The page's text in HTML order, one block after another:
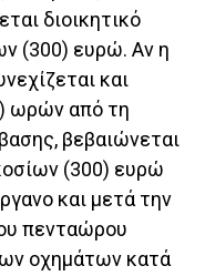
διοικητικό
(300) ευρώ. Αν η
και
ωρών από τη
βεβαιώνεται
(300) ευρώ
και μετά την
πενταώρου
οχημάτων κατά